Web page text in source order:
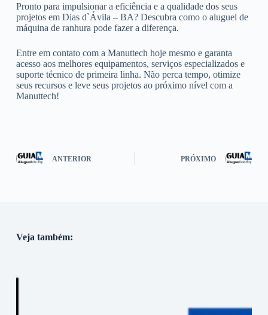
Pronto para impulsionar a eficiência e a qualidade dos seus
projetos em Dias d`Ávila – BA? Descubra como o aluguel de
máquina de ranhura pode fazer a diferença.
Entre em contato com a Manuttech hoje mesmo e garanta
acesso aos melhores equipamentos, serviços especializados e
suporte técnico de primeira linha. Não perca tempo, otimize
seus recursos e leve seus projetos ao próximo nível com a
Manuttech!
ANTERIOR PRÓXIMO
Veja também: